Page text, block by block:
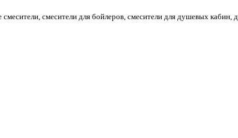
смесители для бойлеров, смесители для душевых